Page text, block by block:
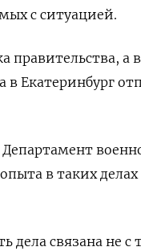
с ситуацией.
правительства, а
Екатеринбург
в таких
дела связана не с